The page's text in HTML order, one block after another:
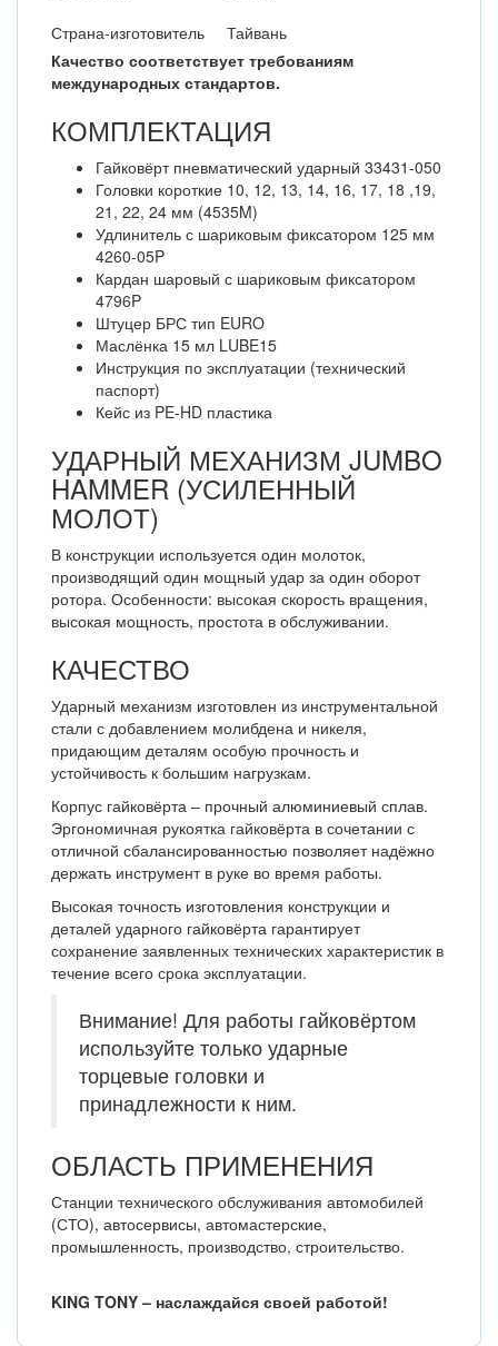
Страна-изготовитель
Тайвань
Качество соответствует требованиям
международных стандартов.
КОМПЛЕКТАЦИЯ
Гайковёрт пневматический ударный 33431-050
Головки короткие 10, 12, 13, 14, 16, 17, 18 ,19,
21, 22, 24 мм (4535M)
Удлинитель с шариковым фиксатором 125 мм
4260-05P
Кардан шаровый с шариковым фиксатором
4796P
Штуцер БРС тип EURO
Маслёнка 15 мл LUBE15
Инструкция по эксплуатации (технический
паспорт)
Кейс из PE-HD пластика
УДАРНЫЙ МЕХАНИЗМ JUMBO
HAMMER (УСИЛЕННЫЙ
МОЛОТ)
В конструкции используется один молоток,
производящий один мощный удар за один оборот
ротора. Особенности: высокая скорость вращения,
высокая мощность, простота в обслуживании.
КАЧЕСТВО
Ударный механизм изготовлен из инструментальной
стали с добавлением молибдена и никеля,
придающим деталям особую прочность и
устойчивость к большим нагрузкам.
Корпус гайковёрта – прочный алюминиевый сплав.
Эргономичная рукоятка гайковёрта в сочетании с
отличной сбалансированностью позволяет надёжно
держать инструмент в руке во время работы.
Высокая точность изготовления конструкции и
деталей ударного гайковёрта гарантирует
сохранение заявленных технических характеристик в
течение всего срока эксплуатации.
Внимание! Для работы гайковёртом
используйте только ударные
торцевые головки и
принадлежности к ним.
ОБЛАСТЬ ПРИМЕНЕНИЯ
Станции технического обслуживания автомобилей
(СТО), автосервисы, автомастерские,
промышленность, производство, строительство.
KING TONY – наслаждайся своей работой!